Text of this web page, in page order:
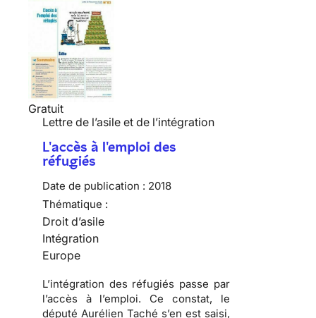
Gratuit
Lettre de l’asile et de l’intégration
L'accès à l'emploi des
réfugiés
Date de publication : 2018
Thématique :
Droit d’asile
Intégration
Europe
L’intégration des réfugiés passe par
l’accès à l’emploi. Ce constat, le
député Aurélien Taché s’en est saisi,